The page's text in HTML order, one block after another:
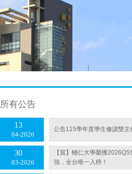
所有公告
04 2026
13 公告115學年度學生修讀雙主
03 2026
30
【賀】輔仁大學榮獲
強，全台唯一入榜！